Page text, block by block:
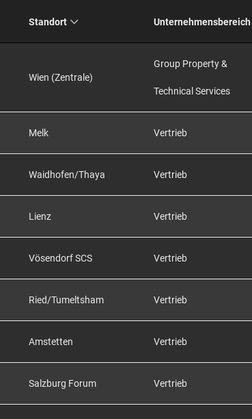
Standort Unternehmensbereich
Wien (Zentrale)
Group Property &
Technical Services
Melk Vertrieb
Waidhofen/Thaya Vertrieb
Lienz Vertrieb
Vösendorf SCS Vertrieb
Ried/Tumeltsham Vertrieb
Amstetten Vertrieb
Salzburg Forum Vertrieb